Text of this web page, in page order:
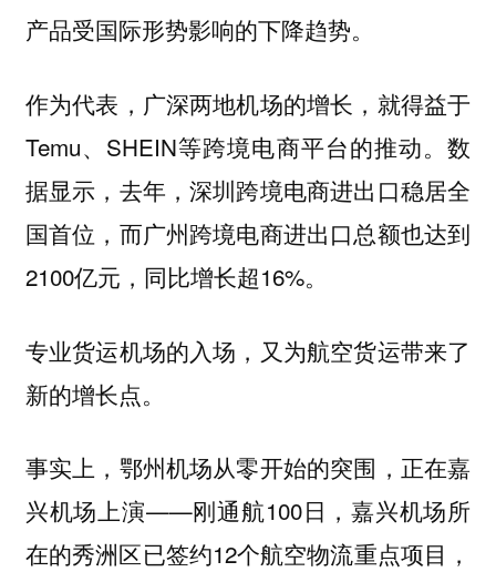
产品受国际形势影响的下降趋势。
作为代表，广深两地机场的增长，就得益于
Temu、SHEIN等跨境电商平台的推动。数
据显示，去年，深圳跨境电商进出口稳居全
国首位，而广州跨境电商进出口总额也达到
2100亿元，同比增长超16%。
专业货运机场的入场，又为航空货运带来了
新的增长点。
事实上，鄂州机场从零开始的突围，正在嘉
兴机场上演——刚通航100日，嘉兴机场所
在的秀洲区已签约12个航空物流重点项目，